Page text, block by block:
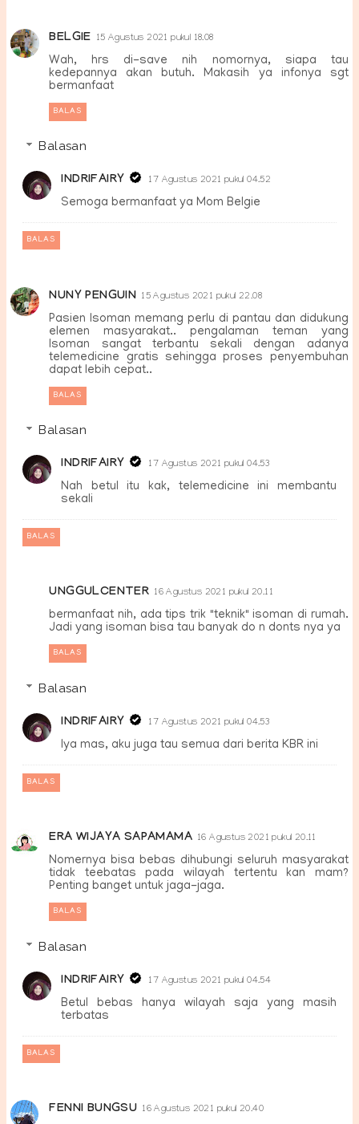
BELGIE 15 Agustus 2021 pukul 18.08
Wah, hrs di-save nih nomornya, siapa tau
kedepannya akan butuh. Makasih ya infonya sgt
bermanfaat
BALAS
Balasan
INDRIFAIRY 17 Agustus 2021 pukul 04.52
Semoga bermanfaat ya Mom Belgie
BALAS
NUNY PENGUIN 15 Agustus 2021 pukul 22.08
Pasien Isoman memang perlu di pantau dan didukung
elemen masyarakat.. pengalaman teman yang
Isoman sangat terbantu sekali dengan adanya
telemedicine gratis sehingga proses penyembuhan
dapat lebih cepat..
BALAS
Balasan
INDRIFAIRY 17 Agustus 2021 pukul 04.53
Nah betul itu kak, telemedicine ini membantu
sekali
BALAS
UNGGULCENTER 16 Agustus 2021 pukul 20.11
bermanfaat nih, ada tips trik "teknik" isoman di rumah.
Jadi yang isoman bisa tau banyak do n donts nya ya
BALAS
Balasan
INDRIFAIRY 17 Agustus 2021 pukul 04.53
Iya mas, aku juga tau semua dari berita KBR ini
BALAS
ERA WIJAYA SAPAMAMA 16 Agustus 2021 pukul 20.11
Nomernya bisa bebas dihubungi seluruh masyarakat
tidak teebatas pada wilayah tertentu kan mam?
Penting banget untuk jaga-jaga.
BALAS
Balasan
INDRIFAIRY 17 Agustus 2021 pukul 04.54
Betul bebas hanya wilayah saja yang masih
terbatas
BALAS
FENNI BUNGSU 16 Agustus 2021 pukul 20.40